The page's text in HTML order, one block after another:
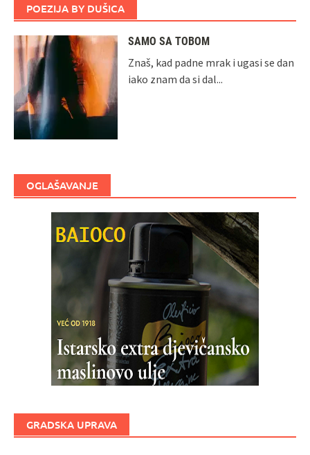
POEZIJA BY DUŠICA
SAMO SA TOBOM
Znaš, kad padne mrak i ugasi se dan
iako znam da si dal...
OGLAŠAVANJE
GRADSKA UPRAVA